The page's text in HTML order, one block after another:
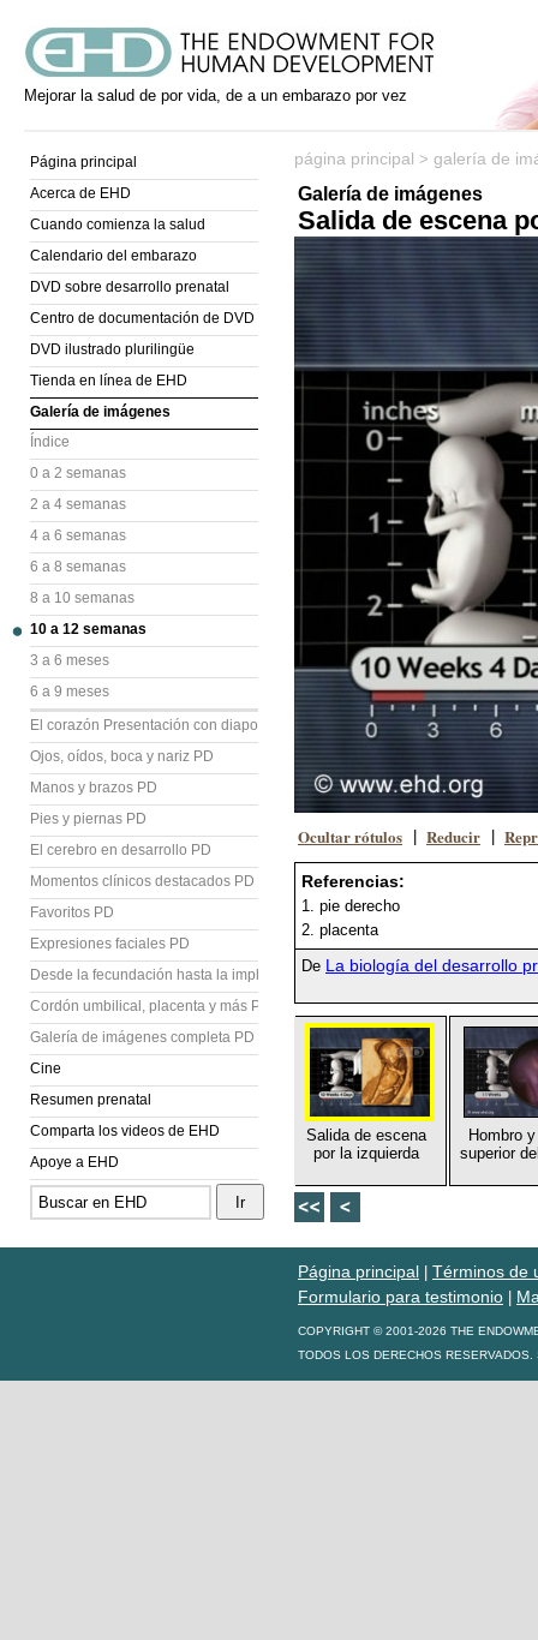
Mejorar la salud de por vida, de a un embarazo por vez
Página principal
Acerca de EHD
Cuando comienza la salud
Calendario del embarazo
DVD sobre desarrollo prenatal
Centro de documentación de DVD
DVD ilustrado plurilingüe
Tienda en línea de EHD
Galería de imágenes
Índice
0 a 2 semanas
2 a 4 semanas
4 a 6 semanas
6 a 8 semanas
8 a 10 semanas
10 a 12 semanas
3 a 6 meses
6 a 9 meses
El corazón Presentación con diapositivas (PD)
Ojos, oídos, boca y nariz PD
Manos y brazos PD
Pies y piernas PD
El cerebro en desarrollo PD
Momentos clínicos destacados PD
Favoritos PD
Expresiones faciales PD
Desde la fecundación hasta la implantación PD
Cordón umbilical, placenta y más PD
Galería de imágenes completa PD
Cine
Resumen prenatal
Comparta los videos de EHD
Apoye a EHD
página principal > galería de
Galería de imágenes
Salida de escena
Ocultar rótulos Reducir
Referencias:
1. pie derecho
2. placenta
De La biología del desarrollo
Salida de escena
por la izquierda
Hombro
superior
Página principal
Términos de
Formulario para testimonio
COPYRIGHT © 2001-2026 THE
TODOS LOS DERECHOS